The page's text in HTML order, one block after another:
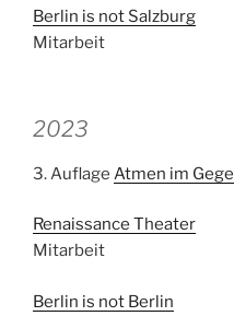
Berlin is not Salzburg
Mitarbeit
2023
3. Auflage Atmen im
Renaissance Theater
Mitarbeit
Berlin is not Berlin